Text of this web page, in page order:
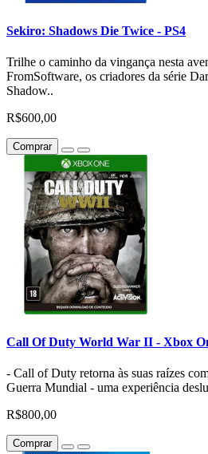
Sekiro: Shadows Die Twice - PS4
Trilhe o caminho da vingança nesta
FromSoftware, os criadores da série
Shadow..
R$600,00
Comprar
Call Of Duty World War II - Xbox
- Call of Duty retorna às suas raízes
Guerra Mundial - uma experiência
R$800,00
Comprar